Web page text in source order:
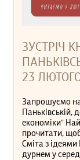
ЗУСТРІЧ
23
Запрошуємо на
економіки”
прочитати,
Сміта з ідеями
дурнем у